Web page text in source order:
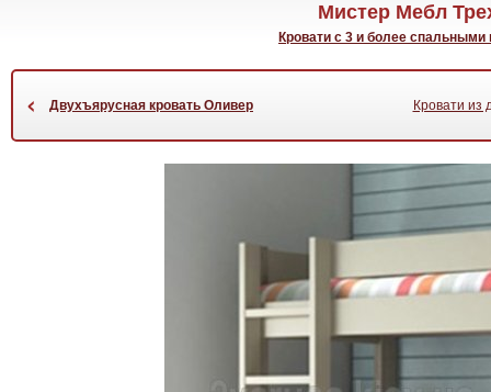
Мистер Мебл
Кровати с 3 и более спальными
‹ Двухъярусная кровать Оливер Кровати из